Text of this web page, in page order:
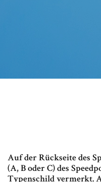
Auf der Rückseite des
(A, B oder C) des
Typenschild vermerkt.